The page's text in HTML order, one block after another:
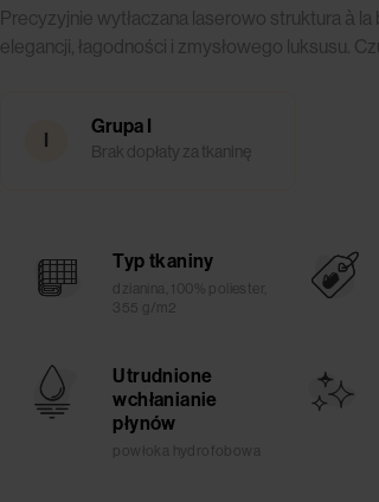
Precyzyjnie wytłaczana laserowo struktura à
elegancji, łagodności i zmysłowego luksusu.
I
Grupa I
Brak dopłaty za tkaninę
Typ tkaniny
dzianina, 100% poliester,
355 g/m2
Utrudnione
wchłanianie
płynów
powłoka hydrofobowa